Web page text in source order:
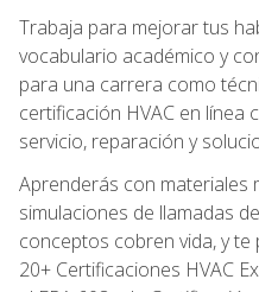
Trabaja para mejorar tus
vocabulario académico y
para una carrera como
certificación HVAC en
servicio, reparación y
Aprenderás con materiales
simulaciones de llamadas
conceptos cobren vida, y
20+ Certificaciones HVAC